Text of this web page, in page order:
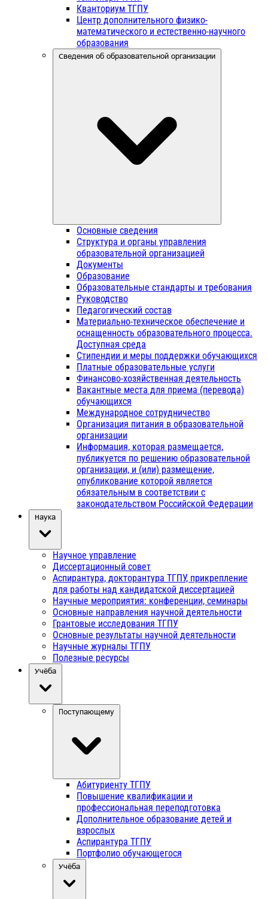
Кванториум ТГПУ
Центр дополнительного физико-
математического и естественно-научного
образования
Сведения об образовательной организации
Основные сведения
Структура и органы управления
образовательной организацией
Документы
Образование
Образовательные стандарты и требования
Руководство
Педагогический состав
Материально-техническое обеспечение и
оснащенность образовательного процесса.
Доступная среда
Стипендии и меры поддержки обучающихся
Платные образовательные услуги
Финансово-хозяйственная деятельность
Вакантные места для приема (перевода)
обучающихся
Международное сотрудничество
Организация питания в образовательной
организации
Информация, которая размещается,
публикуется по решению образовательной
организации, и (или) размещение,
опубликование которой является
обязательным в соответствии с
законодательством Российской Федерации
Наука
Научное управление
Диссертационный совет
Аспирантура, докторантура ТГПУ, прикрепление
для работы над кандидатской диссертацией
Научные мероприятия: конференции, семинары
Основные направления научной деятельности
Грантовые исследования ТГПУ
Основные результаты научной деятельности
Научные журналы ТГПУ
Полезные ресурсы
Учёба
Поступающему
Абитуриенту ТГПУ
Повышение квалификации и
профессиональная переподготовка
Дополнительное образование детей и
взрослых
Аспирантура ТГПУ
Портфолио обучающегося
Учёба